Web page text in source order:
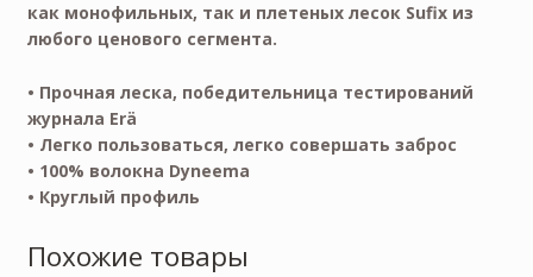
как монофильных, так и плетеных лесок Sufix из
любого ценового сегмента.
• Прочная леска, победительница тестирований
журнала Erä
• Легко пользоваться, легко совершать заброс
• 100% волокна Dyneema
• Круглый профиль
Похожие товары